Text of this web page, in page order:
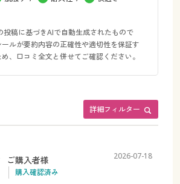
稿に基づきAIで自動生成されたもので
ルが要約内容の正確性や適切性を保証す
、口コミ全文と併せてご確認ください。
詳細フィルター
ご購入者様
購入確認済み
2026-07-18